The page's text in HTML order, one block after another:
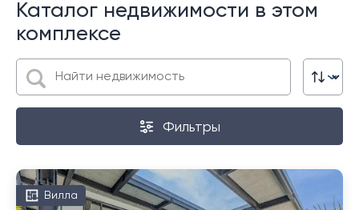
Каталог недвижимости в этом
комплексе
Фильтры
Вилла